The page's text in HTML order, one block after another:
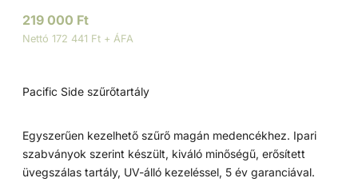
219 000 Ft
Nettó 172 441 Ft + ÁFA
Pacific Side szűrőtartály
Egyszerűen kezelhető szűrő magán medencékhez. Ipari
szabványok szerint készült, kiváló minőségű, erősített
üvegszálas tartály, UV-álló kezeléssel, 5 év garanciával.